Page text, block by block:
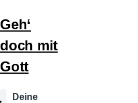
Geh‘
doch mit
Gott
Audiodatei
Deine